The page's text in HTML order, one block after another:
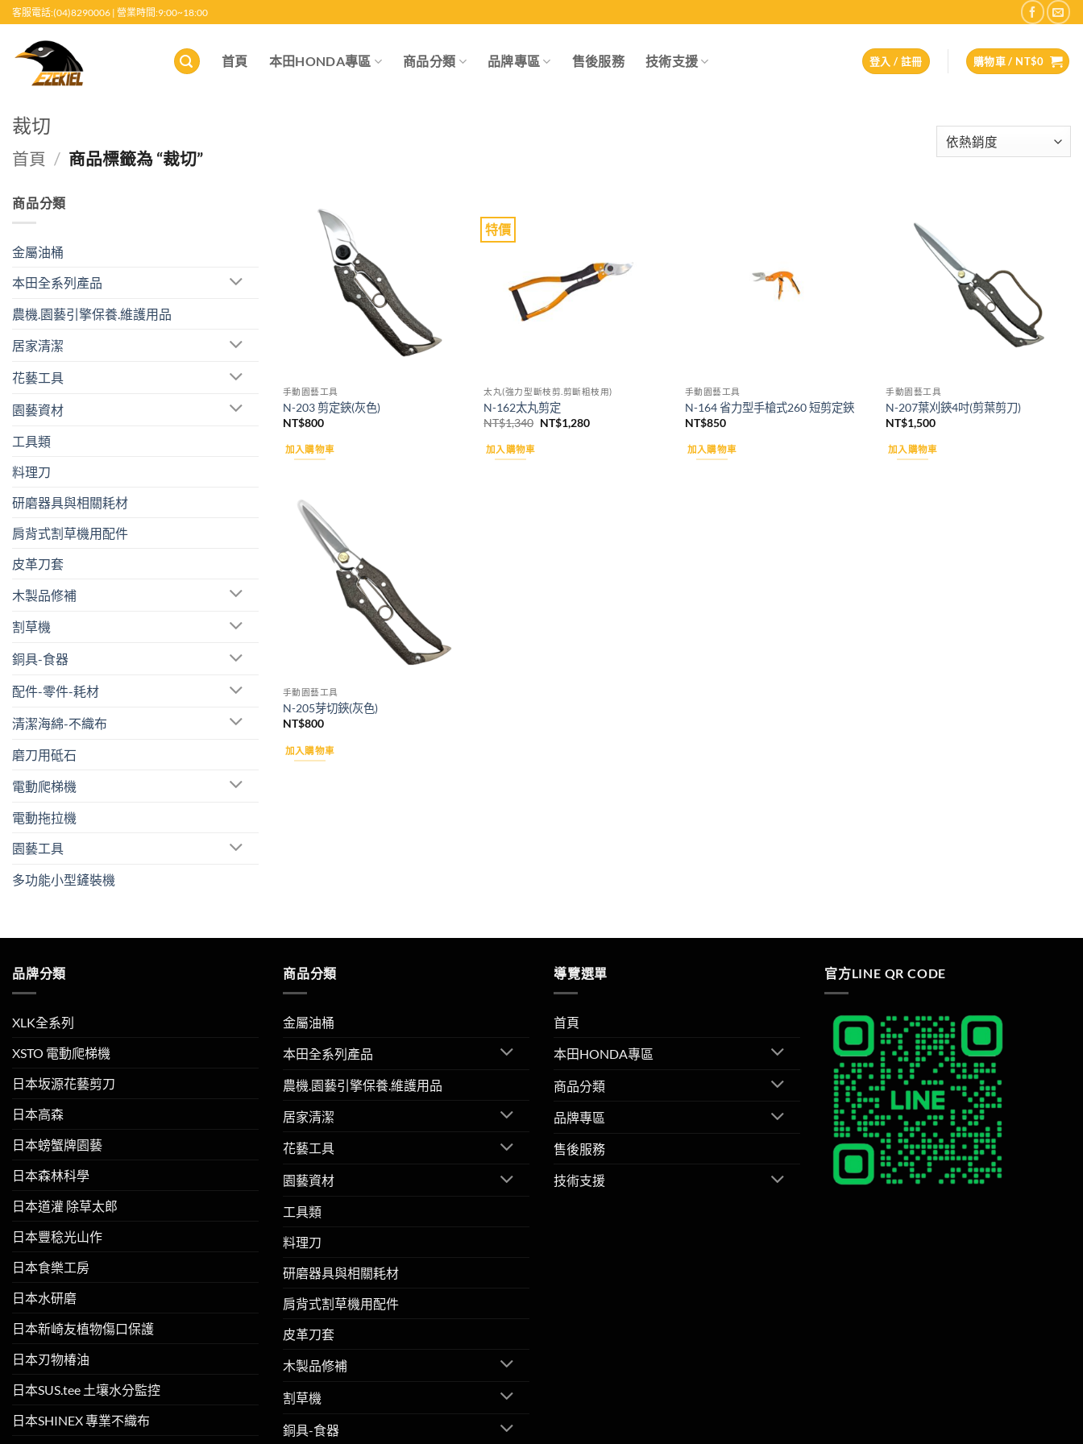
至
客服電話:(04)8290006 | 營業時間:9:00~18:00
首頁 本田HONDA專區 商品分類 品牌專區 售後服務 技術支援 登入 / 註冊 購物車 / NT$0
裁切
首頁 / 商品標籤為 “裁切”
商品分類
金屬油桶
本田全系列產品
農機.園藝引擎保養.維護用品
居家清潔
花藝工具
園藝資材
工具類
料理刀
研磨器具與相關耗材
肩背式割草機用配件
皮革刀套
木製品修補
割草機
銅具-食器
配件-零件-耗材
清潔海綿-不織布
磨刀用砥石
電動爬梯機
電動拖拉機
園藝工具
多功能小型鏟裝機
手動園藝工具
N-203 剪定鋏(灰色)
NT$800
加入購物車
特價
太丸(強力型斷枝剪.剪斷粗枝用)
N-162太丸剪定
NT$1,340 原
NT$1,280目
加入購物車
手動園藝工具
N-164 省力型手槍式260 短剪定鋏
NT$850
加入購物車
手動園藝工具
N-207葉刈鋏4吋(剪葉剪刀)
NT$1,500
加入購物車
手動園藝工具
N-205芽切鋏(灰色)
NT$800
加入購物車
品牌分類
XLK全系列
XSTO 電動爬梯機
日本坂源花藝剪刀
日本高森
日本螃蟹牌園藝
日本森林科學
日本道灌 除草太郎
日本豐稔光山作
日本食樂工房
日本水研磨
日本新崎友植物傷口保護
日本刃物椿油
日本SUS.tee 土壤水分監控
日本SHINEX 專業不織布
商品分類
金屬油桶
本田全系列產品
農機.園藝引擎保養.維護用品
居家清潔
花藝工具
園藝資材
工具類
料理刀
研磨器具與相關耗材
肩背式割草機用配件
皮革刀套
木製品修補
割草機
銅具-食器
導覽選單
首頁
本田HONDA專區
商品分類
品牌專區
售後服務
技術支援
官方LINE QR CODE